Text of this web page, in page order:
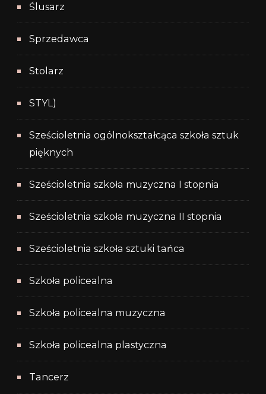
Ślusarz
Sprzedawca
Stolarz
STYL)
Sześcioletnia ogólnokształcąca szkoła sztuk
pięknych
Sześcioletnia szkoła muzyczna I stopnia
Sześcioletnia szkoła muzyczna II stopnia
Sześcioletnia szkoła sztuki tańca
Szkoła policealna
Szkoła policealna muzyczna
Szkoła policealna plastyczna
Tancerz